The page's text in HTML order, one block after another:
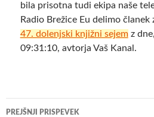
bila prisotna tudi ekipa naše
Radio Brežice Eu delimo članek
47. dolenjski knjižni sejemz
09:31:10, avtorja Vaš Kanal.
Krmarjenje
PREJŠNJI PRISPEVEK